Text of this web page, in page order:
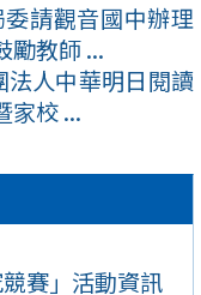
賽」活動資訊
請觀音國中辦理
勵教師 ...
法人中華明日閱讀
家校 ...